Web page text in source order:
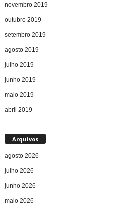
novembro 2019
outubro 2019
setembro 2019
agosto 2019
julho 2019
junho 2019
maio 2019
abril 2019
Arquivos
agosto 2026
julho 2026
junho 2026
maio 2026